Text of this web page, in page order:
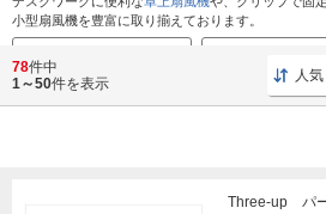
小型扇風機を豊富に取り揃えております。
卓上扇風機のおすすめ特集
78件中
1～50件を表示 人
Three-up パ